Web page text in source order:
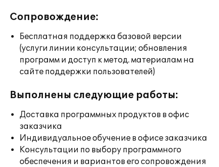
Сопровождение:
Бесплатная поддержка базовой версии
(услуги линии консультации; обновления
программ и доступ к метод. материалам на
сайте поддержки пользователей)
Выполнены следующие работы:
Доставка программных продуктов в офис
заказчика
Индивидуальное обучение в офисе заказчика
Консультации по выбору программного
обеспечения и вариантов его сопровождения